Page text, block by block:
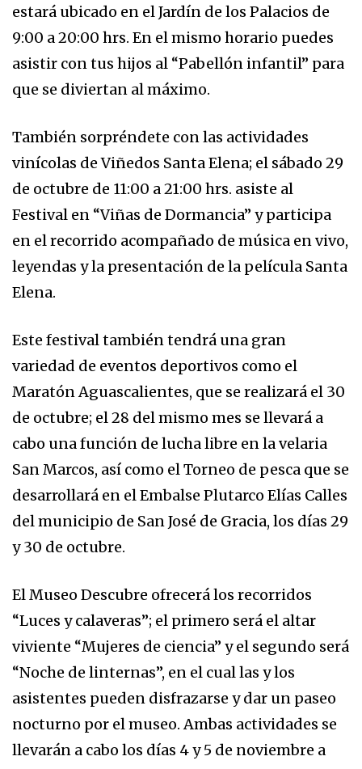
estará ubicado en el Jardín de los Palacios de
9:00 a 20:00 hrs. En el mismo horario puedes
asistir con tus hijos al “Pabellón infantil” para
que se diviertan al máximo.
También sorpréndete con las actividades
vinícolas de Viñedos Santa Elena; el sábado 29
de octubre de 11:00 a 21:00 hrs. asiste al
Festival en “Viñas de Dormancia” y participa
en el recorrido acompañado de música en vivo,
leyendas y la presentación de la película Santa
Elena.
Este festival también tendrá una gran
variedad de eventos deportivos como el
Maratón Aguascalientes, que se realizará el 30
de octubre; el 28 del mismo mes se llevará a
cabo una función de lucha libre en la velaria
San Marcos, así como el Torneo de pesca que se
desarrollará en el Embalse Plutarco Elías Calles
del municipio de San José de Gracia, los días 29
y 30 de octubre.
El Museo Descubre ofrecerá los recorridos
“Luces y calaveras”; el primero será el altar
viviente “Mujeres de ciencia” y el segundo será
“Noche de linternas”, en el cual las y los
asistentes pueden disfrazarse y dar un paseo
nocturno por el museo. Ambas actividades se
llevarán a cabo los días 4 y 5 de noviembre a